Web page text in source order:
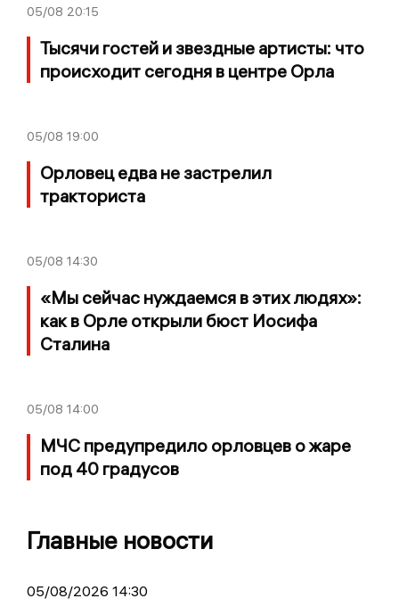
05/08 20:15
Тысячи гостей и звездные артисты: что
происходит сегодня в центре Орла
05/08 19:00
Орловец едва не застрелил
тракториста
05/08 14:30
«Мы сейчас нуждаемся в этих людях»:
как в Орле открыли бюст Иосифа
Сталина
05/08 14:00
МЧС предупредило орловцев о жаре
под 40 градусов
Главные новости
05/08/2026 14:30